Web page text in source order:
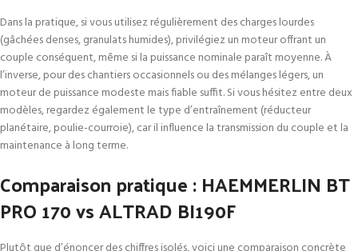
Dans la pratique, si vous utilisez régulièrement des charges lourdes
(gâchées denses, granulats humides), privilégiez un moteur offrant un
couple conséquent, même si la puissance nominale paraît moyenne. À
l’inverse, pour des chantiers occasionnels ou des mélanges légers, un
moteur de puissance modeste mais fiable suffit. Si vous hésitez entre deux
modèles, regardez également le type d’entraînement (réducteur
planétaire, poulie-courroie), car il influence la transmission du couple et la
maintenance à long terme.
Comparaison pratique : HAEMMERLIN BT
PRO 170 vs ALTRAD BI190F